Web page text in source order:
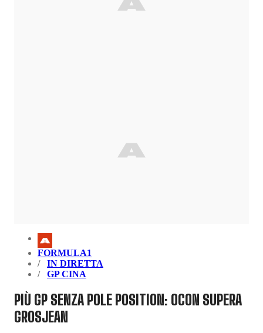
FORMULA1
IN DIRETTA
GP CINA
PIÙ GP SENZA POLE POSITION: OCON SUPERA
GROSJEAN